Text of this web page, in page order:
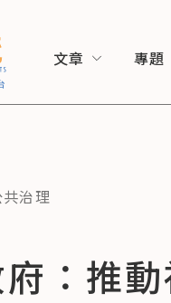
文章 專題
共治理
：推